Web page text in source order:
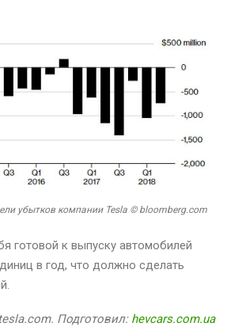
убытков компании Tesla © bloomberg.com
готовой к выпуску автомобилей
в год, что должно сделать
Подготовил: hevcars.com.ua